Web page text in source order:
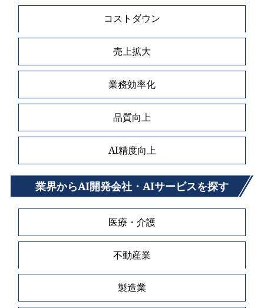
コストダウン
売上拡大
業務効率化
品質向上
AI精度向上
業界からAI開発会社・AIサービスを探す
医療・介護
不動産業
製造業